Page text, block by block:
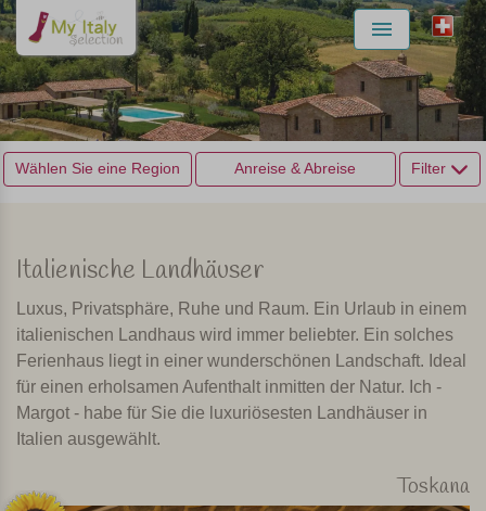
Menu
Wählen Sie eine Region Anreise & Abreise Filter
Italienische Landhäuser
Luxus, Privatsphäre, Ruhe und Raum. Ein Urlaub in einem
italienischen Landhaus wird immer beliebter. Ein solches
Ferienhaus liegt in einer wunderschönen Landschaft. Ideal
für einen erholsamen Aufenthalt inmitten der Natur. Ich -
Margot - habe für Sie die luxuriösesten Landhäuser in
Italien ausgewählt.
Toskana